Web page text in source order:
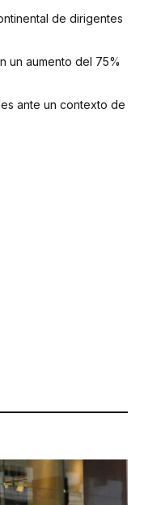
de dirigentes
un aumento del 75%
ante un contexto de